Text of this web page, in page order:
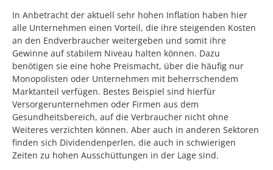
In Anbetracht der aktuell sehr hohen Inflation haben hier
alle Unternehmen einen Vorteil, die ihre steigenden Kosten
an den Endverbraucher weitergeben und somit ihre
Gewinne auf stabilem Niveau halten können. Dazu
benötigen sie eine hohe Preismacht, über die häufig nur
Monopolisten oder Unternehmen mit beherrschendem
Marktanteil verfügen. Bestes Beispiel sind hierfür
Versorgerunternehmen oder Firmen aus dem
Gesundheitsbereich, auf die Verbraucher nicht ohne
Weiteres verzichten können. Aber auch in anderen Sektoren
finden sich Dividendenperlen, die auch in schwierigen
Zeiten zu hohen Ausschüttungen in der Lage sind.